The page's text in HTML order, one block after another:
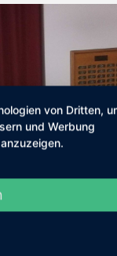
von Dritten,
und Werbung